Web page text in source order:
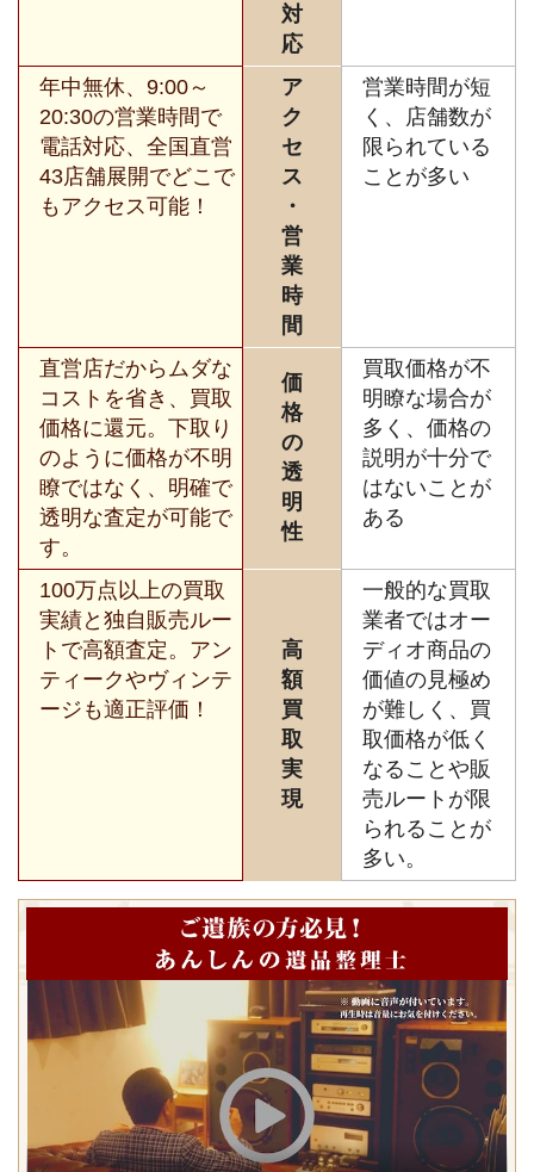
対
応
年中無休、9:00～
20:30の営業時間で
電話対応、全国直営
43店舗展開でどこで
もアクセス可能！
ア
ク
セ
ス
・
営
業
時
間
営業時間が短
く、店舗数が
限られている
ことが多い
直営店だからムダな
コストを省き、買取
価格に還元。下取り
のように価格が不明
瞭ではなく、明確で
透明な査定が可能で
す。
価
格
の
透
明
性
買取価格が不
明瞭な場合が
多く、価格の
説明が十分で
はないことが
ある
100万点以上の買取
実績と独自販売ルー
トで高額査定。アン
ティークやヴィンテ
ージも適正評価！
高
額
買
取
実
現
一般的な買取
業者ではオー
ディオ商品の
価値の見極め
が難しく、買
取価格が低く
なることや販
売ルートが限
られることが
多い。